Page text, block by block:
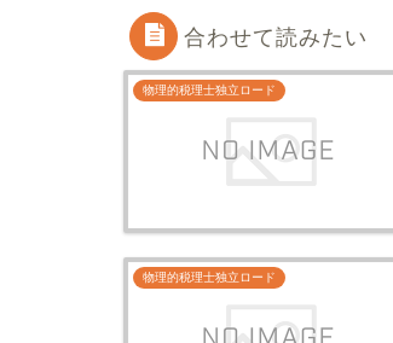
合わせて読みたい
物理的税理士独立ロード
物理的税理士独立ロード